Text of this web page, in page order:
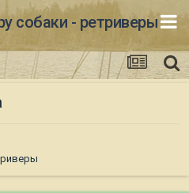
собаки - ретриверы